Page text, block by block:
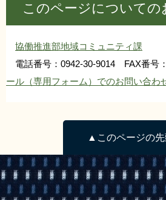
このページについての
協働推進部地域コミュニティ課
電話番号：0942-30-9014 FAX番号
ール（専用フォーム）でのお問い合わ
▲このページの